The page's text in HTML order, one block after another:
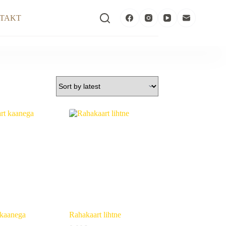
Rahakaart lihtne